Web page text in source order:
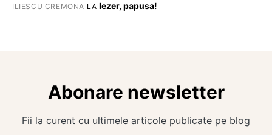
ILIESCU CREMONA LA Iezer, papusa!
Abonare newsletter
Fii la curent cu ultimele articole publicate pe blog